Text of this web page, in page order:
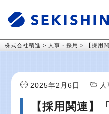
株式会社積進 > 人事・採用 > 【採用
2025年2月6日
【採用関連】